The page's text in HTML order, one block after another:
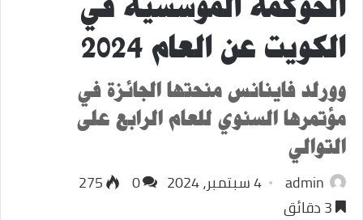
الحوكمة المؤسسية في
الكويت عن العام 2024
وورلد فاينانس منحتها الجائزة في
مؤتمرها السنوي للعام الرابع على
التوالي
admin 4 سبتمبر، 2024 0
275